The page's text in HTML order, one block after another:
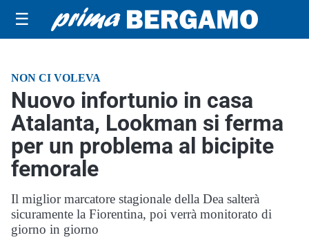
☰
NON CI VOLEVA
Nuovo infortunio in casa
Atalanta, Lookman si ferma
per un problema al bicipite
femorale
Il miglior marcatore stagionale della Dea salterà
sicuramente la Fiorentina, poi verrà monitorato di
giorno in giorno